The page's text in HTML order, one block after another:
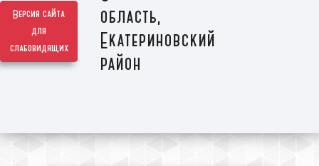
Версия сайта
для
слабовидящих
область,
Екатериновский
район